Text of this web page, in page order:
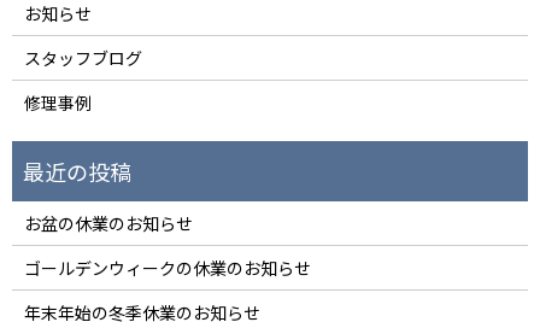
お知らせ
スタッフブログ
修理事例
お盆の休業のお知らせ
ゴールデンウィークの休業のお知らせ
年末年始の冬季休業のお知らせ